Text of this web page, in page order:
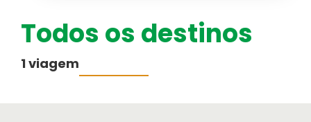
Australásia
Cruzeiros
PESQUISAR VIAGENS
Todos os destinos
1 viagem